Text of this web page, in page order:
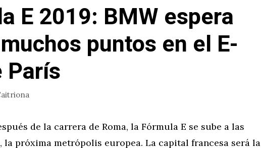
E 2019: BMW espera
puntos en el E-
París
de la carrera de Roma, la Fórmula E se sube a las
la próxima metrópolis europea. La capital francesa será la